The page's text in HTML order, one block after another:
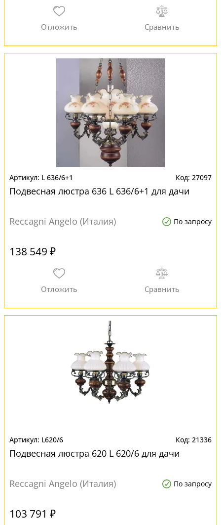
L 636/6+1 27097
Подвесная люстра 636 L 636/6+1 для дачи
Reccagni Angelo (Италия) По запросу
138 549 ₽
L620/6 21336
Подвесная люстра 620 L 620/6 для дачи
Reccagni Angelo (Италия) По запросу
103 791 ₽